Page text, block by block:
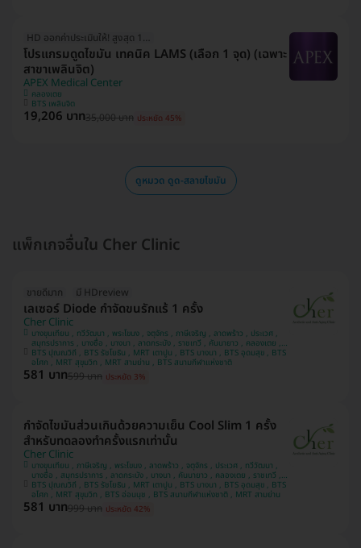
HD ออกค่าประเมินให้! สูงสุด 1500 บ.
โปรแกรมดูดไขมัน เทคนิค LAMS (เลือก 1 จุด) (เฉพาะ
สาขาเพลินจิต)
APEX Medical Center
คลองเตย
BTS เพลินจิต
19,206 บาท35,000 บาท ประหยัด 45%
ดูหมวด ดูด-สลายไขมัน
แพ็กเกจอื่นใน Cher Clinic
ขายดีมาก มี HDreview
เลเซอร์ Diode กำจัดขนรักแร้ 1 ครั้ง
Cher Clinic
บางขุนเทียน , ทวีวัฒนา , พระโขนง , จตุจักร , ภาษีเจริญ , ลาดพร้าว , ประเวศ ,
สมุทรปราการ , บางซื่อ , บางนา , ลาดกระบัง , ราชเทวี , คันนายาว , คลองเตย ,
บางแค , ปทุมวัน
BTS ปุณณวิถี , BTS รัชโยธิน , MRT เตาปูน , BTS บางนา , BTS อุดมสุข , BTS
อโศก , MRT สุขุมวิท , MRT สามย่าน , BTS สนามกีฬาแห่งชาติ
581 บาท599 บาท ประหยัด 3%
กำจัดไขมันส่วนเกินด้วยความเย็น Cool Slim 1 ครั้ง
สำหรับทดลองทำครั้งแรกเท่านั้น
Cher Clinic
บางขุนเทียน , ภาษีเจริญ , พระโขนง , ลาดพร้าว , จตุจักร , ประเวศ , ทวีวัฒนา ,
บางซื่อ , สมุทรปราการ , ลาดกระบัง , บางนา , คันนายาว , คลองเตย , ราชเทวี ,
ปทุมวัน , บางแค
BTS ปุณณวิถี , BTS รัชโยธิน , MRT เตาปูน , BTS บางนา , BTS อุดมสุข , BTS
อโศก , MRT สุขุมวิท , BTS อ่อนนุช , BTS สนามกีฬาแห่งชาติ , MRT สามย่าน
581 บาท999 บาท ประหยัด 42%